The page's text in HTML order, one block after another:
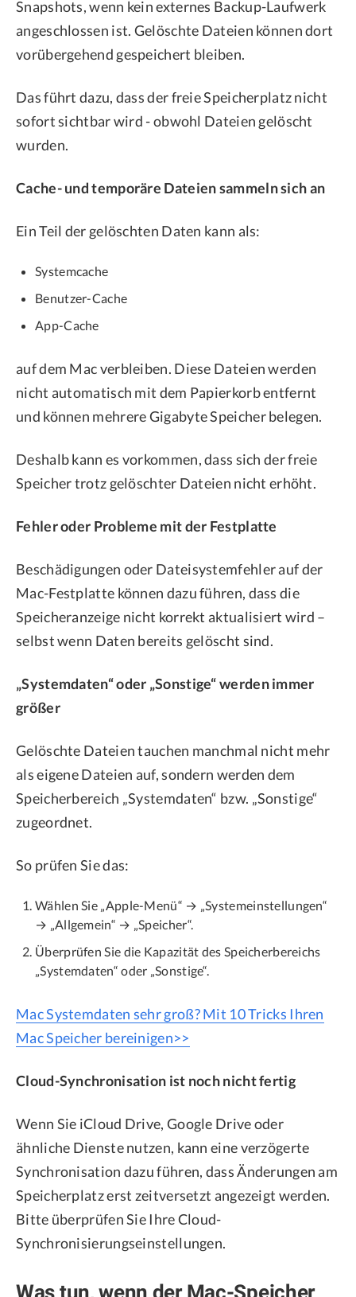
Snapshots, wenn kein externes Backup-Laufwerk
angeschlossen ist. Gelöschte Dateien können dort
vorübergehend gespeichert bleiben.
Das führt dazu, dass der freie Speicherplatz nicht
sofort sichtbar wird - obwohl Dateien gelöscht
wurden.
Cache- und temporäre Dateien sammeln sich an
Ein Teil der gelöschten Daten kann als:
Systemcache
Benutzer-Cache
App-Cache
auf dem Mac verbleiben. Diese Dateien werden
nicht automatisch mit dem Papierkorb entfernt
und können mehrere Gigabyte Speicher belegen.
Deshalb kann es vorkommen, dass sich der freie
Speicher trotz gelöschter Dateien nicht erhöht.
Fehler oder Probleme mit der Festplatte
Beschädigungen oder Dateisystemfehler auf der
Mac-Festplatte können dazu führen, dass die
Speicheranzeige nicht korrekt aktualisiert wird –
selbst wenn Daten bereits gelöscht sind.
„Systemdaten“ oder „Sonstige“ werden immer
größer
Gelöschte Dateien tauchen manchmal nicht mehr
als eigene Dateien auf, sondern werden dem
Speicherbereich „Systemdaten“ bzw. „Sonstige“
zugeordnet.
So prüfen Sie das:
Wählen Sie „Apple-Menü“ → „Systemeinstellungen“
→ „Allgemein“ → „Speicher“.
Überprüfen Sie die Kapazität des Speicherbereichs
„Systemdaten“ oder „Sonstige“.
Mac Systemdaten sehr groß? Mit 10 Tricks Ihren
Mac Speicher bereinigen>>
Cloud-Synchronisation ist noch nicht fertig
Wenn Sie iCloud Drive, Google Drive oder
ähnliche Dienste nutzen, kann eine verzögerte
Synchronisation dazu führen, dass Änderungen am
Speicherplatz erst zeitversetzt angezeigt werden.
Bitte überprüfen Sie Ihre Cloud-
Synchronisierungseinstellungen.
Was tun, wenn der Mac-Speicher